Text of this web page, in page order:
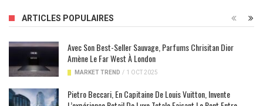
ARTICLES POPULAIRES
Avec Son Best-Seller Sauvage, Parfums Chrisitan Dior
Amène Le Far West À London
MARKET TREND / 1 OCT 2025
Pietro Beccari, En Capitaine De Louis Vuitton, Invente